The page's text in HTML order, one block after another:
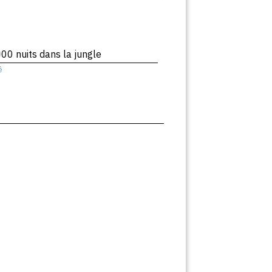
nuits dans la jungle